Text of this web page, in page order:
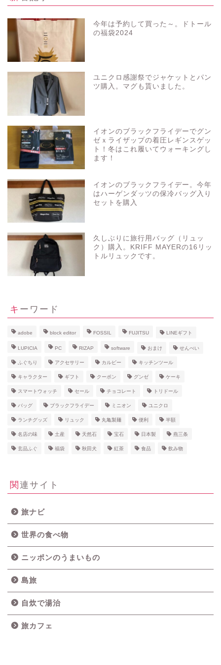
今年は予約して買った～。ドトール
の福袋2024
ユニクロ感謝祭でジャケットとパン
ツ購入。マグも貰いました。
イオンのブラックフライデーでグン
ゼｘライザップの着圧レギンスゲッ
ト！冬はこれ履いてウォーキングし
ます！
イオンのブラックフライデー。今年
はハーゲンダッツの保冷バッグ入り
セットを購入
久しぶりに旅行用バッグ（リュッ
ク）購入。KRIFF MAYERの16リッ
トルリュックです。
キーワード
adobe block editor FOSSIL FUJITSU LINEギフト
LUPICIA PC RIZAP software おまけ せんべい
ふぐちり アクセサリー カルビー キッチンツール
キャラクター ギフト クーポン グンゼ ケーキ
スマートウォッチ セール チョコレート トリドール
バッグ ブラックフライデー ミニオン ユニクロ
ランチグッズ リュック 丸亀製麺 便利 半額
名店の味 土産 天然石 宝石 日本製 燕三条
玄品ふぐ 福袋 秋田犬 紅茶 食品 飲み物
関連サイト
旅ナビ
世界の食べ物
ニッポンのうまいもの
島旅
自炊で湯治
旅カフェ